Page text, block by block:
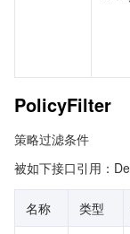
PolicyFilter
策略过滤条件
被如下接口引用：
名称 类型